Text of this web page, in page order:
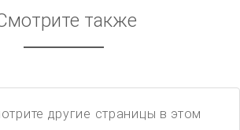
также
другие страницы в этом